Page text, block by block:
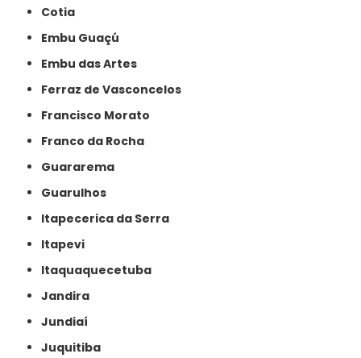
Cotia
Embu Guaçú
Embu das Artes
Ferraz de Vasconcelos
Francisco Morato
Franco da Rocha
Guararema
Guarulhos
Itapecerica da Serra
Itapevi
Itaquaquecetuba
Jandira
Jundiaí
Juquitiba